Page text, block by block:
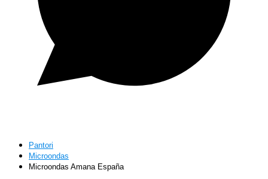
Pantori
Microondas
Microondas Amana España